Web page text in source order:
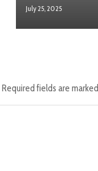
July 25, 2025
Required fields are marked